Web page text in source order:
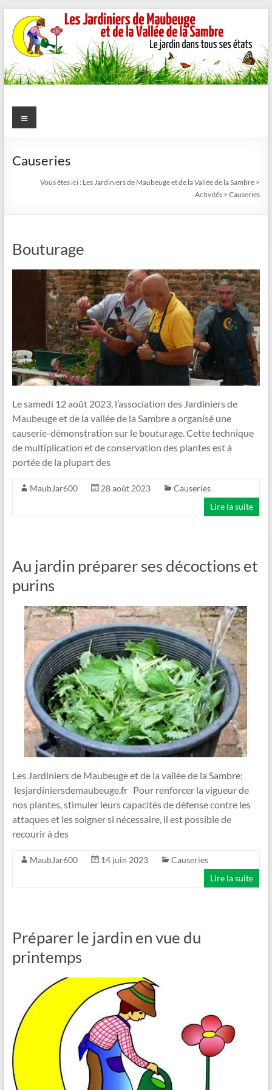
au
contenu
Les
de
Maubeuge
la
Vallée
Sambre
Le
jardin
tous
ses
états
!
Menu
Causeries
Vous êtes ici : Les Jardiniers de Maubeuge et de la Vallée de la Sambre >
Activités >Causeries
Bouturage
Le samedi 12 août 2023, l’association des Jardiniers de
Maubeuge et de la vallée de la Sambre a organisé une
causerie-démonstration sur le bouturage. Cette technique
de multiplication et de conservation des plantes est à
portée de la plupart des
MaubJar600 28 août 2023
Causeries
Lire la suite
Au jardin préparer ses décoctions et
purins
Les Jardiniers de Maubeuge et de la vallée de la Sambre:
lesjardiniersdemaubeuge.fr Pour renforcer la vigueur de
nos plantes, stimuler leurs capacités de défense contre les
attaques et les soigner si nécessaire, il est possible de
recourir à des
MaubJar600 14 juin 2023
Causeries
Lire la suite
Préparer le jardin en vue du
printemps